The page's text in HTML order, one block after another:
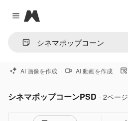
Close menu
Magnific
AI 画像を作成 AI 動画を作成
シネマポップコーンPSD - 2ページ